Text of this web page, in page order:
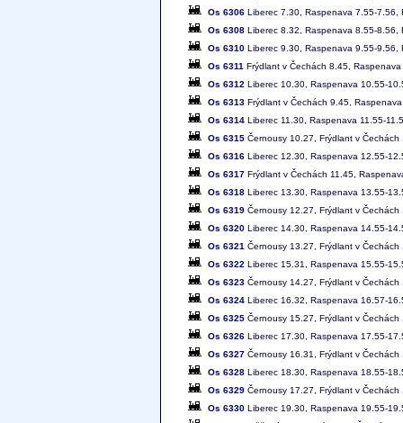
Os 6306 Liberec 7.30, Raspenava 7.55-7.56,
Os 6308 Liberec 8.32, Raspenava 8.55-8.56,
Os 6310 Liberec 9.30, Raspenava 9.55-9.56,
Os 6311 Frýdlant v Čechách 8.45,
Os 6312 Liberec 10.30, Raspenava 10.55-
Os 6313 Frýdlant v Čechách 9.45,
Os 6314 Liberec 11.30, Raspenava 11.55-
Os 6315 Černousy 10.27, Frýdlant v
Os 6316 Liberec 12.30, Raspenava 12.55-
Os 6317 Frýdlant v Čechách 11.45,
Os 6318 Liberec 13.30, Raspenava 13.55-
Os 6319 Černousy 12.27, Frýdlant v
Os 6320 Liberec 14.30, Raspenava 14.55-
Os 6321 Černousy 13.27, Frýdlant v
Os 6322 Liberec 15.31, Raspenava 15.55-
Os 6323 Černousy 14.27, Frýdlant v
Os 6324 Liberec 16.32, Raspenava 16.57-
Os 6325 Černousy 15.27, Frýdlant v
Os 6326 Liberec 17.30, Raspenava 17.55-
Os 6327 Černousy 16.31, Frýdlant v
Os 6328 Liberec 18.30, Raspenava 18.55-
Os 6329 Černousy 17.27, Frýdlant v
Os 6330 Liberec 19.30, Raspenava 19.55-